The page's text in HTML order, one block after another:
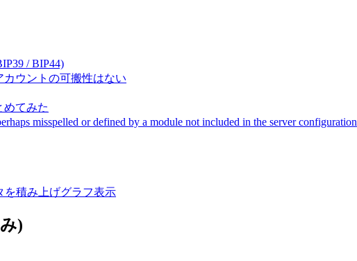
/ BIP44)
カウントの可搬性はない
めてみた
misspelled or defined by a module not included in the server configuration
を積み上げグラフ表示
)